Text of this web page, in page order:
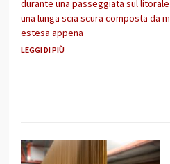
durante una passeggiata sul
una lunga scia scura composta da
estesa appena
LEGGI DI PIÙ